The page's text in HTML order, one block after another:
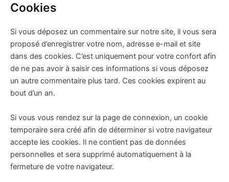
Cookies
Si vous déposez un commentaire sur notre site, il vous sera
proposé d’enregistrer votre nom, adresse e-mail et site
dans des cookies. C’est uniquement pour votre confort afin
de ne pas avoir à saisir ces informations si vous déposez
un autre commentaire plus tard. Ces cookies expirent au
bout d’un an.
Si vous vous rendez sur la page de connexion, un cookie
temporaire sera créé afin de déterminer si votre navigateur
accepte les cookies. Il ne contient pas de données
personnelles et sera supprimé automatiquement à la
fermeture de votre navigateur.